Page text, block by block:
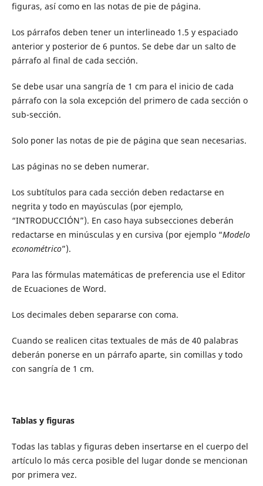
figuras, así como en las notas de pie de página.
Los párrafos deben tener un interlineado 1.5 y espaciado
anterior y posterior de 6 puntos. Se debe dar un salto de
párrafo al final de cada sección.
Se debe usar una sangría de 1 cm para el inicio de cada
párrafo con la sola excepción del primero de cada sección o
sub-sección.
Solo poner las notas de pie de página que sean necesarias.
Las páginas no se deben numerar.
Los subtítulos para cada sección deben redactarse en
negrita y todo en mayúsculas (por ejemplo,
“INTRODUCCIÓN”). En caso haya subsecciones deberán
redactarse en minúsculas y en cursiva (por ejemplo “Modelo
econométrico”).
Para las fórmulas matemáticas de preferencia use el Editor
de Ecuaciones de Word.
Los decimales deben separarse con coma.
Cuando se realicen citas textuales de más de 40 palabras
deberán ponerse en un párrafo aparte, sin comillas y todo
con sangría de 1 cm.
Tablas y figuras
Todas las tablas y figuras deben insertarse en el cuerpo del
artículo lo más cerca posible del lugar donde se mencionan
por primera vez.